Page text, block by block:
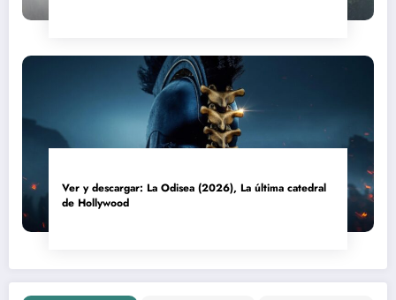
Ver y descargar: La Odisea (2026), La última catedral
de Hollywood